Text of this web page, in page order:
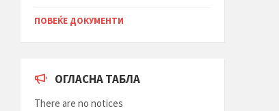
ПОВЕЌЕ ДОКУМЕНТИ
ОГЛАСНА ТАБЛА
There are no notices